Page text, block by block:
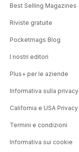
Best Selling Magazines
Riviste gratuite
Pocketmags Blog
I nostri editori
Plus+ per le aziende
Informativa sulla privacy
California e USA Privacy
Termini e condizioni
Informativa sui cookie